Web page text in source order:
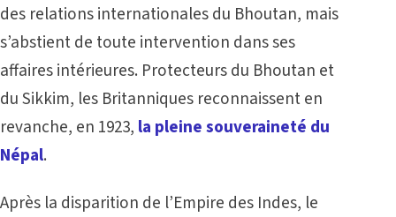
des relations internationales du Bhoutan, mais
s’abstient de toute intervention dans ses
affaires intérieures. Protecteurs du Bhoutan et
du Sikkim, les Britanniques reconnaissent en
revanche, en 1923, la pleine souveraineté du
Népal.
Après la disparition de l’Empire des Indes, le